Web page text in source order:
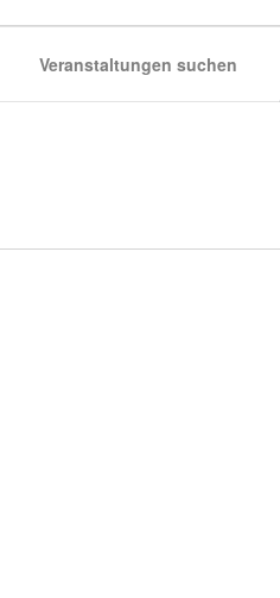
Veranstaltungen suchen